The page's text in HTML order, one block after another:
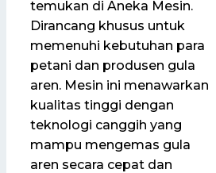
temukan di Aneka Mesin.
Dirancang khusus untuk
memenuhi kebutuhan para
petani dan produsen gula
aren. Mesin ini menawarkan
kualitas tinggi dengan
teknologi canggih yang
mampu mengemas gula
aren secara cepat dan